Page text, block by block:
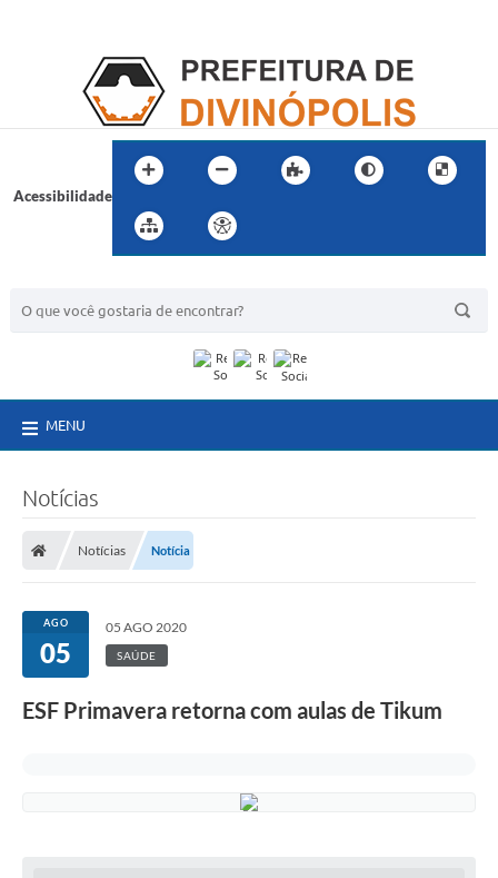
Acessibilidade
MENU
Notícias
Notícias Notícia
AGO
05
05 AGO 2020
SAÚDE
ESF Primavera retorna com aulas de Tikum